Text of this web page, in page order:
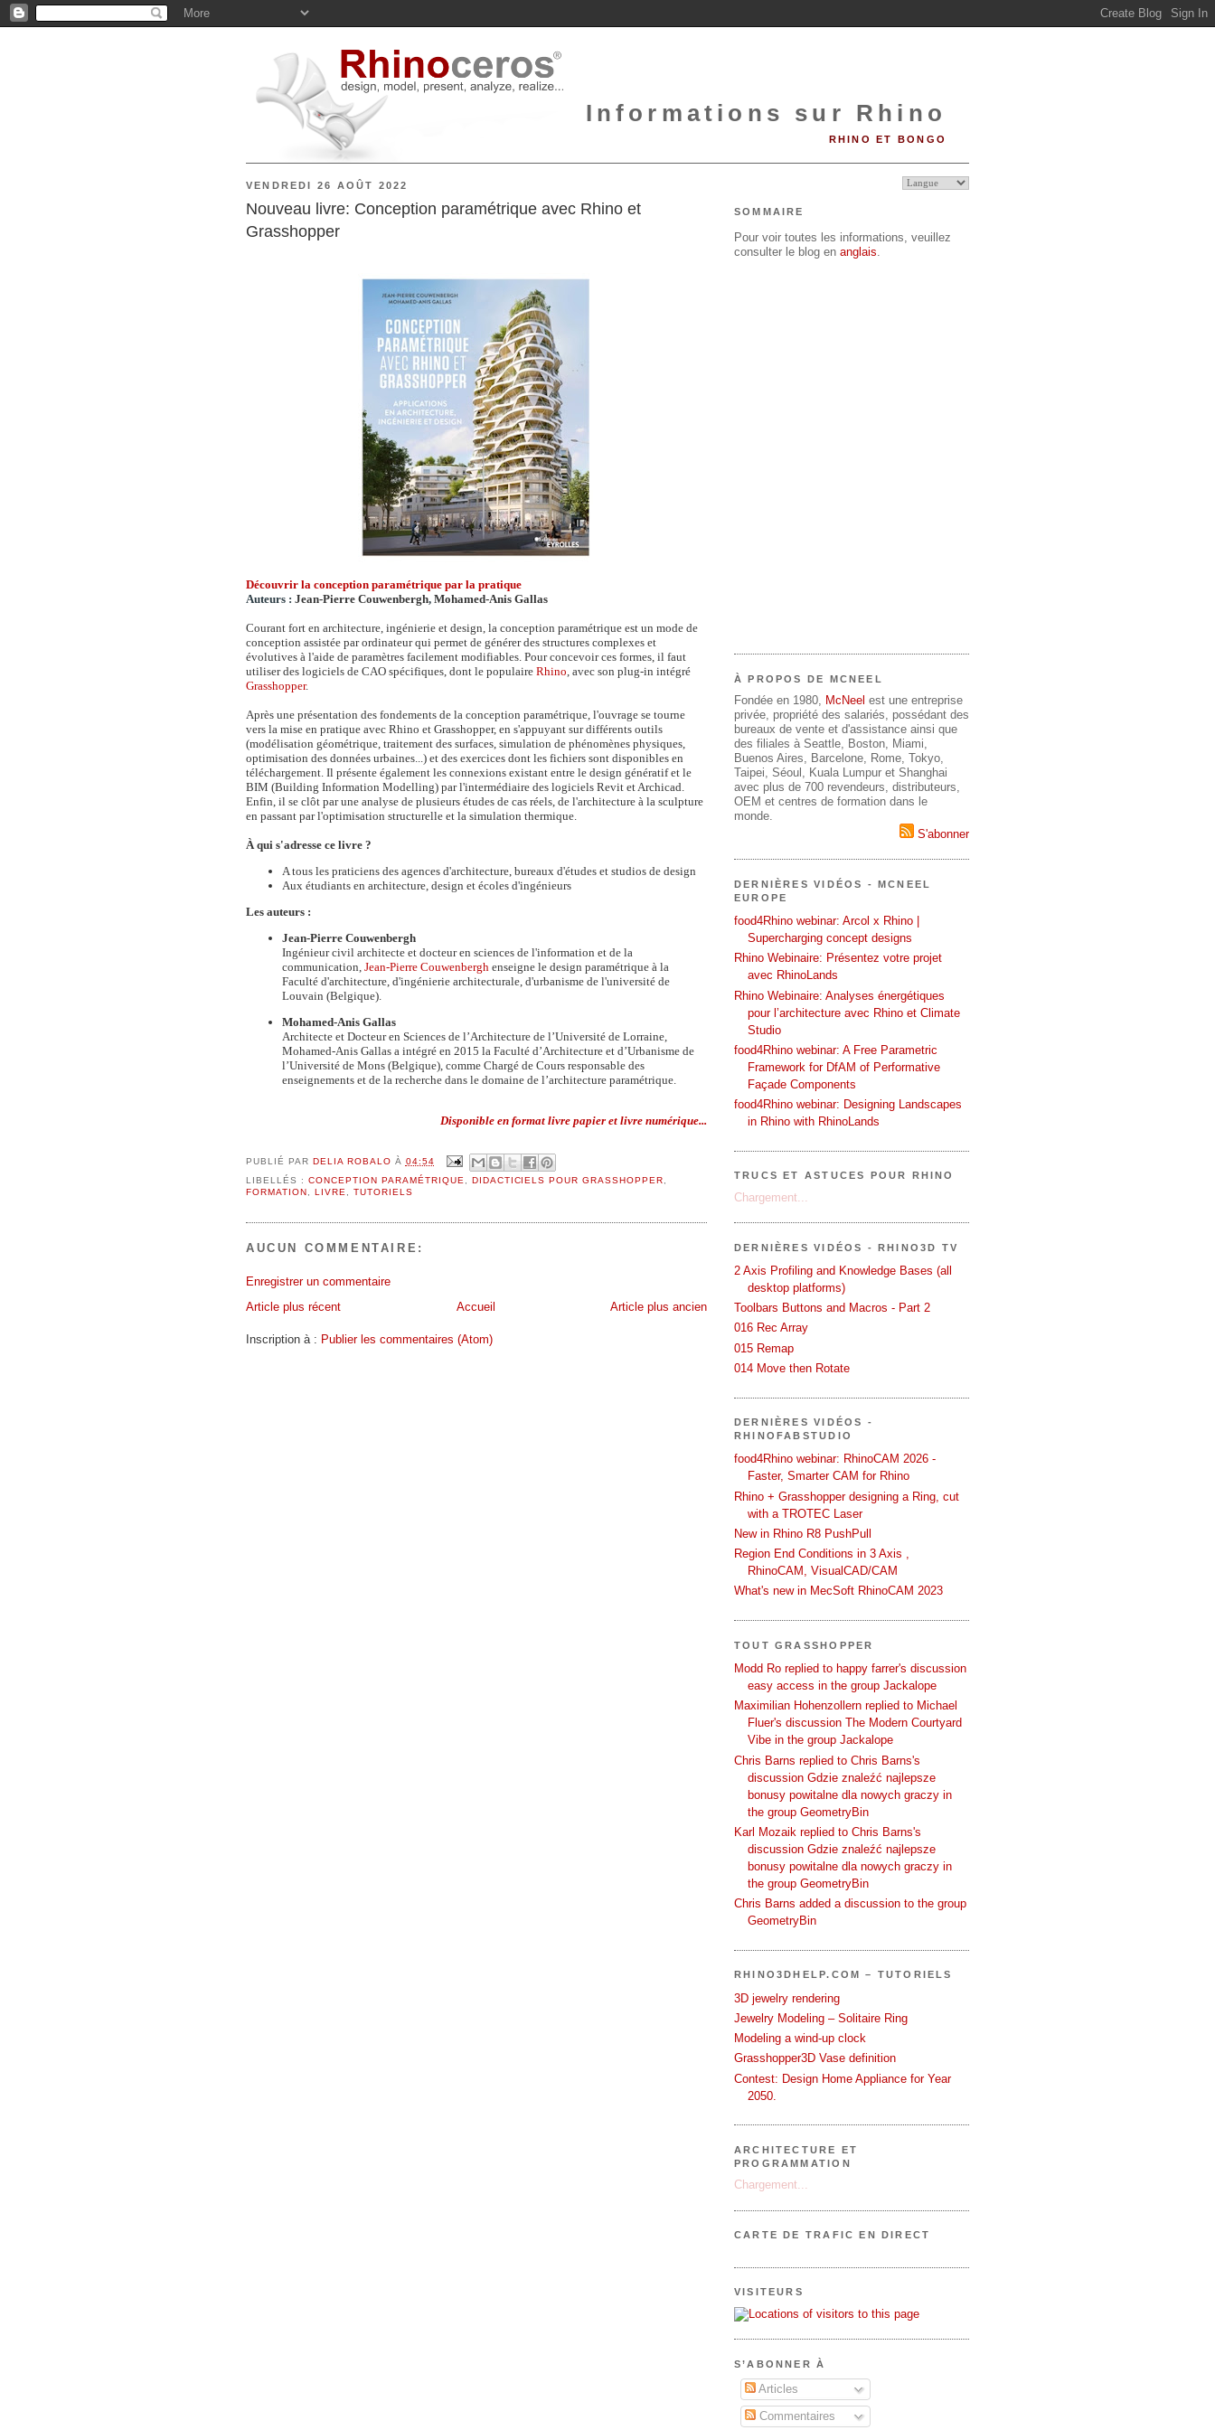
Informations sur Rhino
RHINO ET BONGO
VENDREDI 26 AOÛT 2022
Nouveau livre: Conception paramétrique avec Rhino et
Grasshopper
Découvrir la conception paramétrique par la pratique
Auteurs : Jean-Pierre Couwenbergh, Mohamed-Anis Gallas
Courant fort en architecture, ingénierie et design, la conception paramétrique est un mode de
conception assistée par ordinateur qui permet de générer des structures complexes et
évolutives à l'aide de paramètres facilement modifiables. Pour concevoir ces formes, il faut
utiliser des logiciels de CAO spécifiques, dont le populaire Rhino , avec son plug-in intégré
Grasshopper.
Après une présentation des fondements de la conception paramétrique, l'ouvrage se tourne
vers la mise en pratique avec Rhino et Grasshopper, en s'appuyant sur différents outils
(modélisation géométrique, traitement des surfaces, simulation de phénomènes physiques,
optimisation des données urbaines...) et des exercices dont les fichiers sont disponibles en
téléchargement. Il présente également les connexions existant entre le design génératif et le
BIM (Building Information Modelling) par l'intermédiaire des logiciels Revit et Archicad.
Enfin, il se clôt par une analyse de plusieurs études de cas réels, de l'architecture à la sculpture
en passant par l'optimisation structurelle et la simulation thermique.
À qui s'adresse ce livre ?
A tous les praticiens des agences d'architecture, bureaux d'études et studios de design
Aux étudiants en architecture, design et écoles d'ingénieurs
Les auteurs :
Jean-Pierre Couwenbergh
Ingénieur civil architecte et docteur en sciences de l'information et de la
communication, Jean-Pierre Couwenbergh enseigne le design paramétrique à la
Faculté d'architecture, d'ingénierie architecturale, d'urbanisme de l'université de
Louvain (Belgique).
Mohamed-Anis Gallas
Architecte et Docteur en Sciences de l’Architecture de l’Université de Lorraine,
Mohamed-Anis Gallas a intégré en 2015 la Faculté d’Architecture et d’Urbanisme de
l’Université de Mons (Belgique), comme Chargé de Cours responsable des
enseignements et de la recherche dans le domaine de l’architecture paramétrique.
Disponible en format livre papier et livre numérique...
PUBLIÉ PAR DELIA ROBALO À 04:54
LIBELLÉS : CONCEPTION PARAMÉTRIQUE DIDACTICIELS POUR GRASSHOPPER
FORMATION
LIVRE TUTORIELS
AUCUN COMMENTAIRE:
Enregistrer un commentaire
Article plus récent
Article plus ancien
Accueil
Inscription à : Publier les commentaires (Atom)
SOMMAIRE
Pour voir toutes les informations, veuillez
consulter le blog en anglais
À PROPOS DE MCNEEL
Fondée en 1980, McNeel est une entreprise
privée, propriété des salariés, possédant des
bureaux de vente et d'assistance ainsi que
des filiales à Seattle, Boston, Miami,
Buenos Aires, Barcelone, Rome, Tokyo,
Taipei, Séoul, Kuala Lumpur et Shanghai
avec plus de 700 revendeurs, distributeurs,
OEM et centres de formation dans le
monde.
S'abonner
DERNIÈRES VIDÉOS - MCNEEL
EUROPE
food4Rhino webinar: Arcol x Rhino |
Supercharging concept designs
Rhino Webinaire: Présentez votre projet
avec RhinoLands
Rhino Webinaire: Analyses énergétiques
pour l’architecture avec Rhino et Climate
Studio
food4Rhino webinar: A Free Parametric
Framework for DfAM of Performative
Façade Components
food4Rhino webinar: Designing Landscapes
in Rhino with RhinoLands
TRUCS ET ASTUCES POUR RHINO
Chargement...
DERNIÈRES VIDÉOS - RHINO3D TV
2 Axis Profiling and Knowledge Bases (all
desktop platforms)
Toolbars Buttons and Macros - Part 2
016 Rec Array
015 Remap
014 Move then Rotate
DERNIÈRES VIDÉOS -
RHINOFABSTUDIO
food4Rhino webinar: RhinoCAM 2026 -
Faster, Smarter CAM for Rhino
Rhino + Grasshopper designing a Ring, cut
with a TROTEC Laser
New in Rhino R8 PushPull
Region End Conditions in 3 Axis ,
RhinoCAM, VisualCAD/CAM
What's new in MecSoft RhinoCAM 2023
TOUT GRASSHOPPER
Modd Ro replied to happy farrer's discussion
easy access in the group Jackalope
Maximilian Hohenzollern replied to Michael
Fluer's discussion The Modern Courtyard
Vibe in the group Jackalope
Chris Barns replied to Chris Barns's
discussion Gdzie znaleźć najlepsze
bonusy powitalne dla nowych graczy in
the group GeometryBin
Karl Mozaik replied to Chris Barns's
discussion Gdzie znaleźć najlepsze
bonusy powitalne dla nowych graczy in
the group GeometryBin
Chris Barns added a discussion to the group
GeometryBin
RHINO3DHELP.COM – TUTORIELS
3D jewelry rendering
Jewelry Modeling – Solitaire Ring
Modeling a wind-up clock
Grasshopper3D Vase definition
Contest: Design Home Appliance for Year
2050.
ARCHITECTURE ET
PROGRAMMATION
Chargement...
CARTE DE TRAFIC EN DIRECT
VISITEURS
S’ABONNER À
Articles
Commentaires